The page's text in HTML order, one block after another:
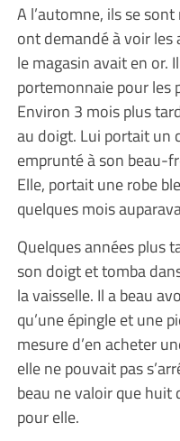
A l’automne, ils se
ont demandé à voir les
le magasin avait en or.
portemonnaie pour les
Environ 3 mois plus
au doigt. Lui portait un
emprunté à son beau-
Elle, portait une robe
quelques mois
Quelques années plus
son doigt et tomba
la vaisselle. Il a beau
qu’une épingle et une
mesure d’en acheter
elle ne pouvait pas
beau ne valoir que
pour elle.